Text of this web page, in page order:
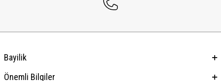
Bayilik
Önemli Bilgiler